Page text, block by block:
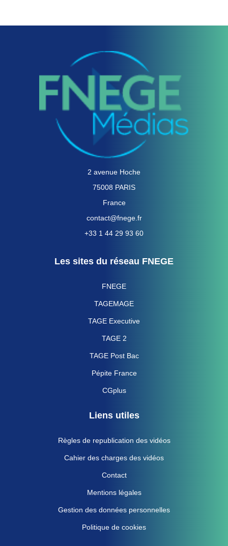
2 avenue Hoche
75008 PARIS
France
contact@fnege.fr
+33 1 44 29 93 60
Les sites du réseau FNEGE
FNEGE
TAGEMAGE
TAGE Executive
TAGE 2
TAGE Post Bac
Pépite France
CGplus
Liens utiles
Règles de republication des vidéos
Cahier des charges des vidéos
Contact
Mentions légales
Gestion des données personnelles
Politique de cookies